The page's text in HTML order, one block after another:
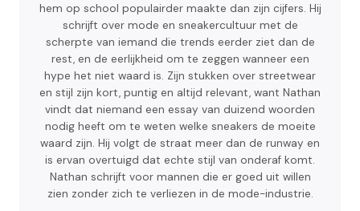
hem op school populairder maakte dan zijn cijfers. Hij
schrijft over mode en sneakercultuur met de
scherpte van iemand die trends eerder ziet dan de
rest, en de eerlijkheid om te zeggen wanneer een
hype het niet waard is. Zijn stukken over streetwear
en stijl zijn kort, puntig en altijd relevant, want Nathan
vindt dat niemand een essay van duizend woorden
nodig heeft om te weten welke sneakers de moeite
waard zijn. Hij volgt de straat meer dan de runway en
is ervan overtuigd dat echte stijl van onderaf komt.
Nathan schrijft voor mannen die er goed uit willen
zien zonder zich te verliezen in de mode-industrie.